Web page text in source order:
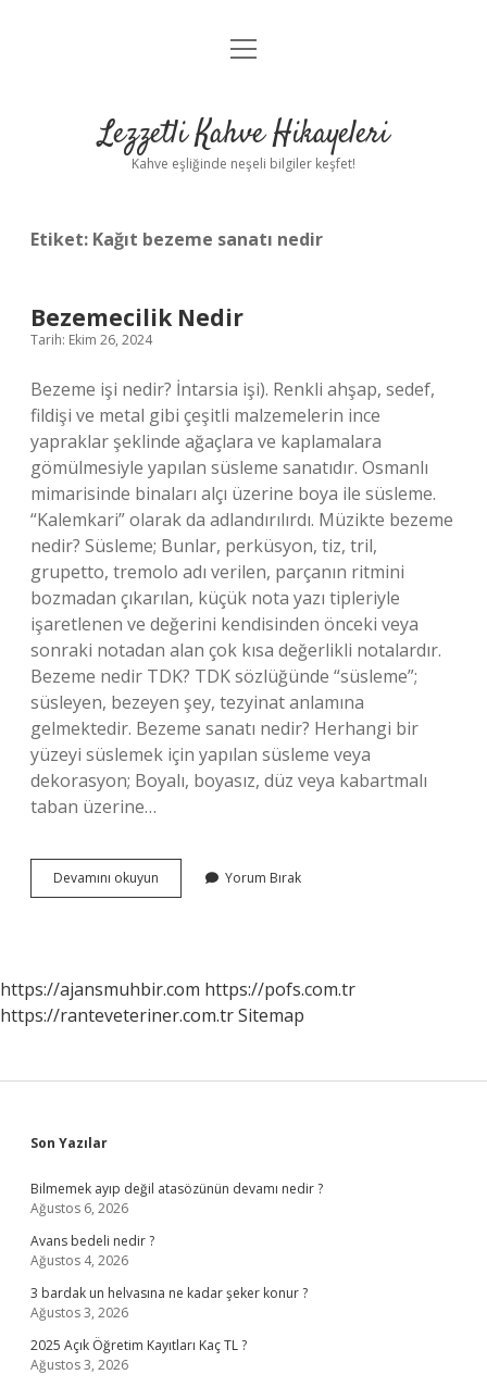
Anasayfa
Yasal Uyarı
menüyü
Lezzetli Kahve Hikayeleri
Kahve eşliğinde neşeli bilgiler keşfet!
Etiket: Kağıt bezeme sanatı nedir
Bezemecilik Nedir
Tarih: Ekim 26, 2024
Bezeme işi nedir? İntarsia işi). Renkli ahşap, sedef,
fildişi ve metal gibi çeşitli malzemelerin ince
yapraklar şeklinde ağaçlara ve kaplamalara
gömülmesiyle yapılan süsleme sanatıdır. Osmanlı
mimarisinde binaları alçı üzerine boya ile süsleme.
“Kalemkari” olarak da adlandırılırdı. Müzikte bezeme
nedir? Süsleme; Bunlar, perküsyon, tiz, tril,
grupetto, tremolo adı verilen, parçanın ritmini
bozmadan çıkarılan, küçük nota yazı tipleriyle
işaretlenen ve değerini kendisinden önceki veya
sonraki notadan alan çok kısa değerlikli notalardır.
Bezeme nedir TDK? TDK sözlüğünde “süsleme”;
süsleyen, bezeyen şey, tezyinat anlamına
gelmektedir. Bezeme sanatı nedir? Herhangi bir
yüzeyi süslemek için yapılan süsleme veya
dekorasyon; Boyalı, boyasız, düz veya kabartmalı
taban üzerine…
Devamını okuyun Bezemecilik
Nedir
Yorum Bırak
https://ajansmuhbir.com https://pofs.com.tr
https://ranteveteriner.com.trSitemap
Sidebar
Son Yazılar
Bilmemek ayıp değil atasözünün devamı nedir ?
Ağustos 6, 2026
Avans bedeli nedir ?
Ağustos 4, 2026
3 bardak un helvasına ne kadar şeker konur ?
Ağustos 3, 2026
2025 Açık Öğretim Kayıtları Kaç TL ?
Ağustos 3, 2026